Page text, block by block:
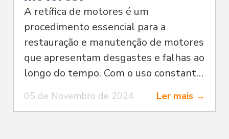
retífica do
e biela:
por
de
A retífica de motores é um
procedimento essencial para a
restauração e manutenção de motores
que apresentam desgastes e falhas ao
longo do tempo. Com o uso constante
algumas peças do motor se
05 de Novembro de 2024 Ler mais →